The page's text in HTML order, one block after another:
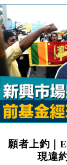
損失近
16:05
財經｜
15:47
財經｜
粦接任
15:11
財經｜
13:44
財經｜
差達
12:44
財經｜
11:12
國際｜
張
願者上釣｜
現違